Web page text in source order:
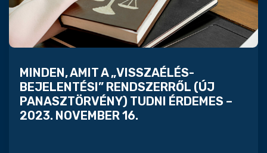
MINDEN, AMIT A „VISSZAÉLÉS-
BEJELENTÉSI” RENDSZERRŐL (ÚJ
PANASZTÖRVÉNY) TUDNI ÉRDEMES –
2023. NOVEMBER 16.